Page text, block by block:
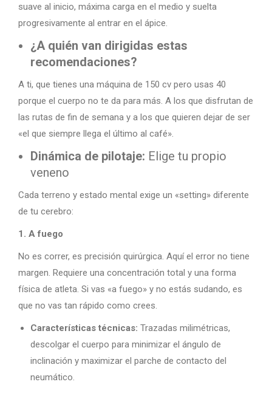
suave al inicio, máxima carga en el medio y suelta
progresivamente al entrar en el ápice.
¿A quién van dirigidas estas
recomendaciones?
A ti, que tienes una máquina de 150 cv pero usas 40
porque el cuerpo no te da para más. A los que disfrutan de
las rutas de fin de semana y a los que quieren dejar de ser
«el que siempre llega el último al café».
Dinámica de pilotaje: Elige tu propio
veneno
Cada terreno y estado mental exige un «setting» diferente
de tu cerebro:
1. A fuego
No es correr, es precisión quirúrgica. Aquí el error no tiene
margen. Requiere una concentración total y una forma
física de atleta. Si vas «a fuego» y no estás sudando, es
que no vas tan rápido como crees.
Características técnicas: Trazadas milimétricas,
descolgar el cuerpo para minimizar el ángulo de
inclinación y maximizar el parche de contacto del
neumático.